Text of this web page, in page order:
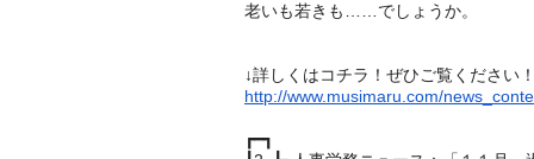
老いも若きも……でしょうか。
↓詳しくはコチラ！ぜひご覧ください
http://www.musimaru.com/
┏━┓